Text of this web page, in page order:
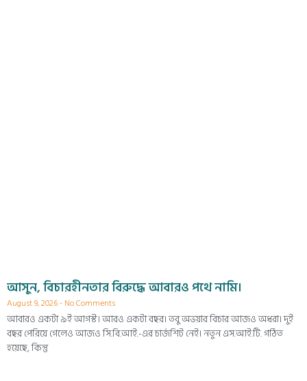
আসুন, বিচারহীনতার বিরুদ্ধে আবারও পথে নামি।
August 9, 2026 No Comments
আবারও একটা ৯ই আগস্ট। আরও একটা বছর। তবু অভয়ার বিচার আজও অধরা। দুই
বছর পেরিয়ে গেলেও আজও সি.বি.আই.-এর চার্জশিট নেই। নতুন এস.আই.টি. গঠিত
হয়েছে, কিন্তু